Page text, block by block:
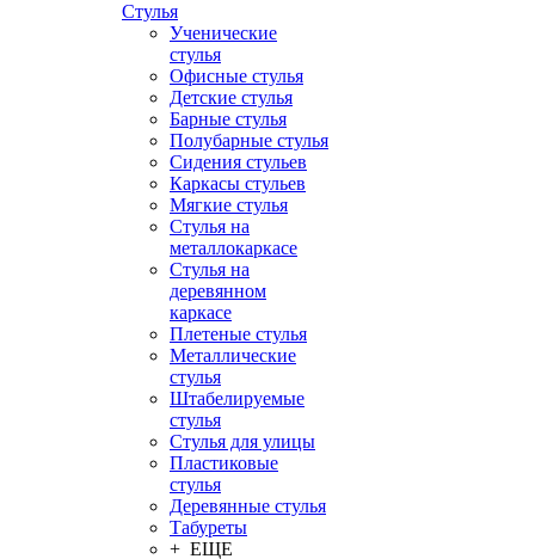
Стулья
Ученические
стулья
Офисные стулья
Детские стулья
Барные стулья
Полубарные стулья
Сидения стульев
Каркасы стульев
Мягкие стулья
Стулья на
металлокаркасе
Стулья на
деревянном
каркасе
Плетеные стулья
Металлические
стулья
Штабелируемые
стулья
Стулья для улицы
Пластиковые
стулья
Деревянные стулья
Табуреты
+ ЕЩЕ